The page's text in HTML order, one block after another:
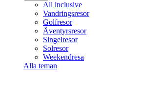
All inclusive
Vandringsresor
Golfresor
Äventyrsresor
Singelresor
Solresor
Weekendresa
Alla teman